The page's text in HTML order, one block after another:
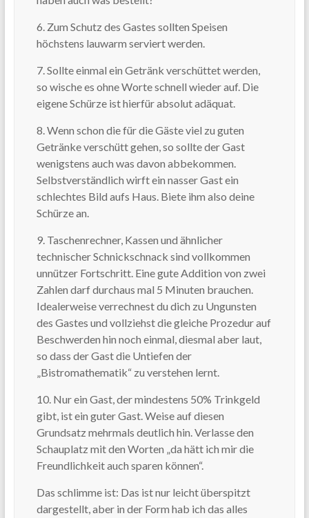
6. Zum Schutz des Gastes sollten Speisen
höchstens lauwarm serviert werden.
7. Sollte einmal ein Getränk verschüttet werden,
so wische es ohne Worte schnell wieder auf. Die
eigene Schürze ist hierfür absolut adäquat.
8. Wenn schon die für die Gäste viel zu guten
Getränke verschütt gehen, so sollte der Gast
wenigstens auch was davon abbekommen.
Selbstverständlich wirft ein nasser Gast ein
schlechtes Bild aufs Haus. Biete ihm also deine
Schürze an.
9. Taschenrechner, Kassen und ähnlicher
technischer Schnickschnack sind vollkommen
unnützer Fortschritt. Eine gute Addition von zwei
Zahlen darf durchaus mal 5 Minuten brauchen.
Idealerweise verrechnest du dich zu Ungunsten
des Gastes und vollziehst die gleiche Prozedur auf
Beschwerden hin noch einmal, diesmal aber laut,
so dass der Gast die Untiefen der
„Bistromathematik“ zu verstehen lernt.
10. Nur ein Gast, der mindestens 50% Trinkgeld
gibt, ist ein guter Gast. Weise auf diesen
Grundsatz mehrmals deutlich hin. Verlasse den
Schauplatz mit den Worten „da hätt ich mir die
Freundlichkeit auch sparen können“.
Das schlimme ist: Das ist nur leicht überspitzt
dargestellt, aber in der Form hab ich das alles